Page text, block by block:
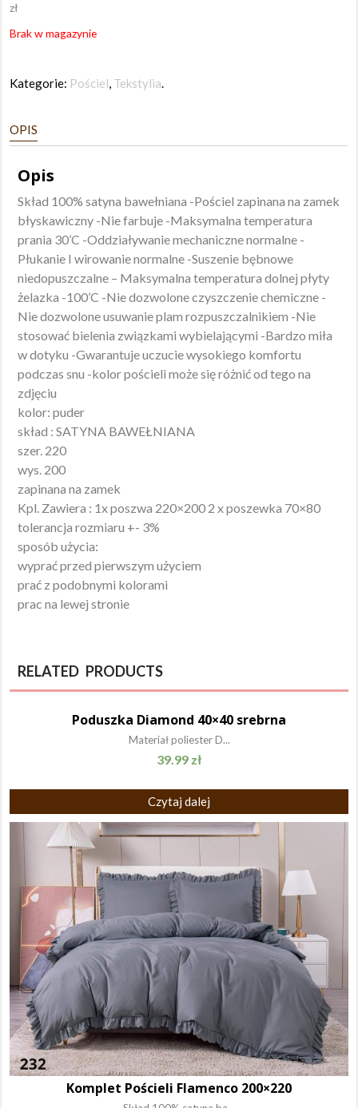
zł
Brak w magazynie
Kategorie: Pościel, Tekstylia.
OPIS
Opis
Skład 100% satyna bawełniana -Pościel zapinana na zamek
błyskawiczny -Nie farbuje -Maksymalna temperatura
prania 30’C -Oddziaływanie mechaniczne normalne -
Płukanie I wirowanie normalne -Suszenie bębnowe
niedopuszczalne – Maksymalna temperatura dolnej płyty
żelazka -100’C -Nie dozwolone czyszczenie chemiczne -
Nie dozwolone usuwanie plam rozpuszczalnikiem -Nie
stosować bielenia związkami wybielającymi -Bardzo miła
w dotyku -Gwarantuje uczucie wysokiego komfortu
podczas snu -kolor pościeli może się różnić od tego na
zdjęciu
kolor: puder
skład : SATYNA BAWEŁNIANA
szer. 220
wys. 200
zapinana na zamek
Kpl. Zawiera : 1x poszwa 220×200 2 x poszewka 70×80
tolerancja rozmiaru +- 3%
sposób użycia:
wyprać przed pierwszym użyciem
prać z podobnymi kolorami
prac na lewej stronie
RELATED PRODUCTS
Poduszka Diamond 40×40 srebrna
Materiał poliester D...
39.99 zł
Czytaj dalej
Komplet Pościeli Flamenco 200×220